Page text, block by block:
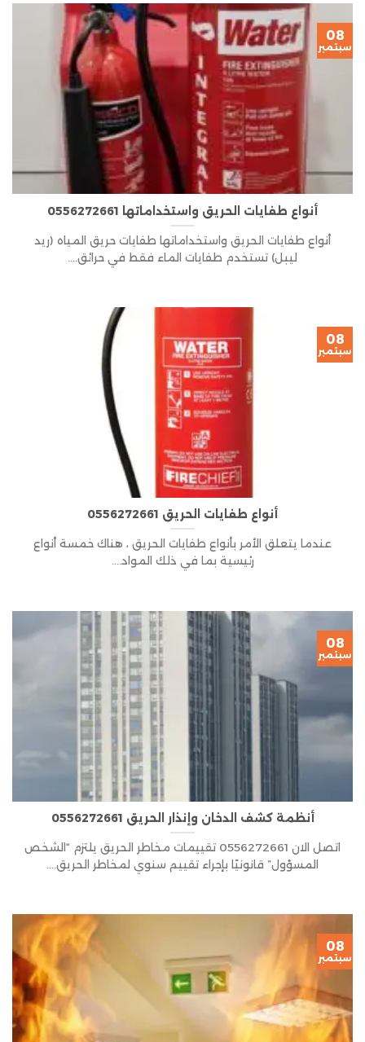
أنواع طفايات الحريق واستخداماتها 0556272661
أنواع طفايات الحريق واستخداماتها طفايات حريق المياه (ريد
ليبل) تستخدم طفايات الماء فقط في حرائق....
08
سبتمبر
أنواع طفايات الحريق 0556272661
عندما يتعلق الأمر بأنواع طفايات الحريق ، هناك خمسة أنواع
رئيسية بما في ذلك المواد....
08
سبتمبر
أنظمة كشف الدخان وإنذار الحريق 0556272661
اتصل الان 0556272661 تقييمات مخاطر الحريق يلتزم “الشخص
المسؤول” قانونيًا بإجراء تقييم سنوي لمخاطر الحريق....
08
سبتمبر
08
سبتمبر